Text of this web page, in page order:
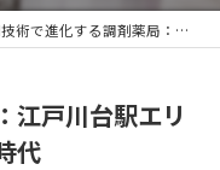
で進化する調剤薬局：江戸川台駅エリアの医薬品卸と仕入れの新時代
江戸川台駅エリ
代